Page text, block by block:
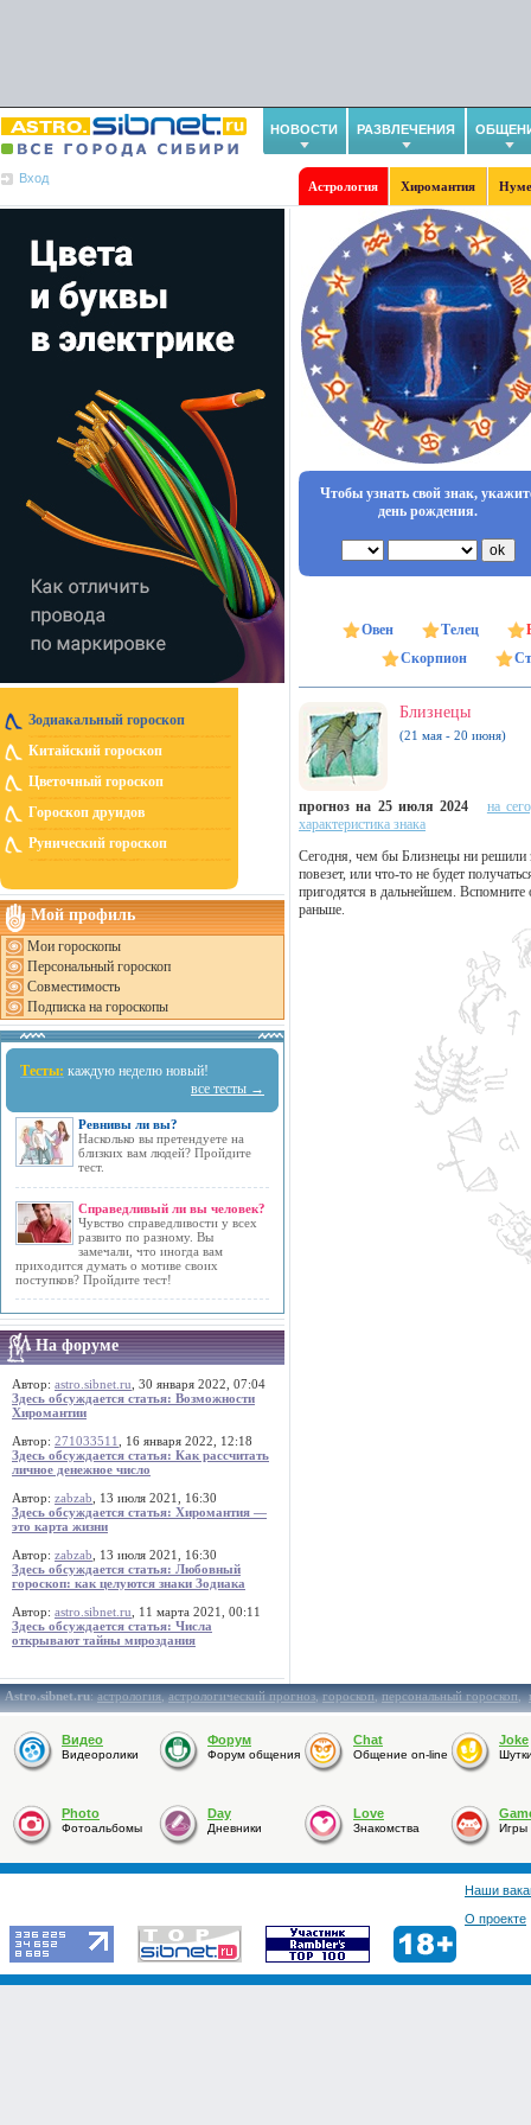
НОВОСТИ РАЗВЛЕЧЕНИЯ
Вход
Астрология Хиромантия
Зодиакальный гороскоп
Китайский гороскоп
Цветочный гороскоп
Гороскоп друидов
Рунический гороскоп
Мой профиль
Мои гороскопы
Персональный гороскоп
Совместимость
Подписка на гороскопы
Тесты: каждую неделю новый!
все тесты →
Ревнивы ли вы?
Насколько вы претендуете на
близких вам людей? Пройдите
тест.
Справедливый ли вы человек?
Чувство справедливости у всех
развито по разному. Вы
замечали, что иногда вам
приходится думать о мотиве своих
поступков? Пройдите тест!
На форуме
Автор: astro.sibnet.ru , 30 января 2022, 07:04
Здесь обсуждается статья: Возможности
Хиромантии
Автор: 271033511
, 16 января 2022, 12:18
Здесь обсуждается статья: Как рассчитать
личное денежное число
Автор: zabzab , 13 июля 2021, 16:30
Здесь обсуждается статья: Хиромантия —
это карта жизни
Автор: zabzab , 13 июля 2021, 16:30
Здесь обсуждается статья: Любовный
гороскоп: как целуются знаки Зодиака
Автор: astro.sibnet.ru , 11 марта 2021, 00:11
Здесь обсуждается статья: Числа
открывают тайны мироздания
Чтобы узнать свой знак,
день рождения.
Овен Телец
Скорпион
Близнецы
(21 мая - 20 июня)
прогноз на 25 июля 2024
на
характеристика знака
Сегодня, чем бы Близнецы ни решили
повезет, или что-то не будет
пригодятся в дальнейшем. Вспомните
раньше.
Astro.sibnet.ru:астрология,астрологический прогноз,гороскоп,персональный гороскоп,
Видео
Видеоролики
Форум
Форум общения
Chat
Общение on-line
Joke
Photo
Фотоальбомы
Day
Дневники
Love
Знакомства Игры
Наши
О проекте